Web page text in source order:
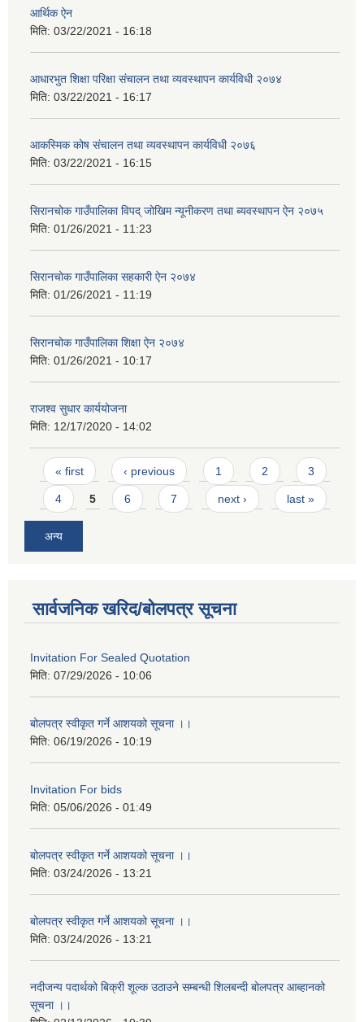
आर्थिक ऐन
मिति: 03/22/2021 - 16:18
आधारभुत शिक्षा परिक्षा संचालन तथा व्यवस्थापन कार्यविधी २०७४
मिति: 03/22/2021 - 16:17
आकस्मिक कोष संचालन तथा व्यवस्थापन कार्यविधी २०७६
मिति: 03/22/2021 - 16:15
सिरानचोक गाउँपालिका विपद् जोखिम न्यूनीकरण तथा ब्यवस्थापन ऐन २०७५
मिति: 01/26/2021 - 11:23
सिरानचोक गाउँपालिका सहकारी ऐन २०७४
मिति: 01/26/2021 - 11:19
सिरानचोक गाउँपालिका शिक्षा ऐन २०७४
मिति: 01/26/2021 - 10:17
राजश्व सुधार कार्ययोजना
मिति: 12/17/2020 - 14:02
Pages
« first ‹ previous 1 2 3
4 5 6 7 next › last »
अन्य
सार्वजनिक खरिद/बोलपत्र सूचना
Invitation For Sealed Quotation
मिति: 07/29/2026 - 10:06
बोलपत्र स्वीकृत गर्ने आशयको सूचना ।।
मिति: 06/19/2026 - 10:19
Invitation For bids
मिति: 05/06/2026 - 01:49
बोलपत्र स्वीकृत गर्ने आशयको सूचना ।।
मिति: 03/24/2026 - 13:21
बोलपत्र स्वीकृत गर्ने आशयको सूचना ।।
मिति: 03/24/2026 - 13:21
नदीजन्य पदार्थको बिक्री शूल्क उठाउने सम्बन्धी शिलबन्दी बोलपत्र आब्हानको
सूचना ।।